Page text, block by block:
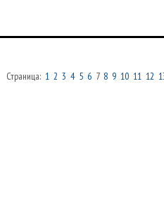
Страница: 1 2 3 4 5 6 7 8 9 10 11 12